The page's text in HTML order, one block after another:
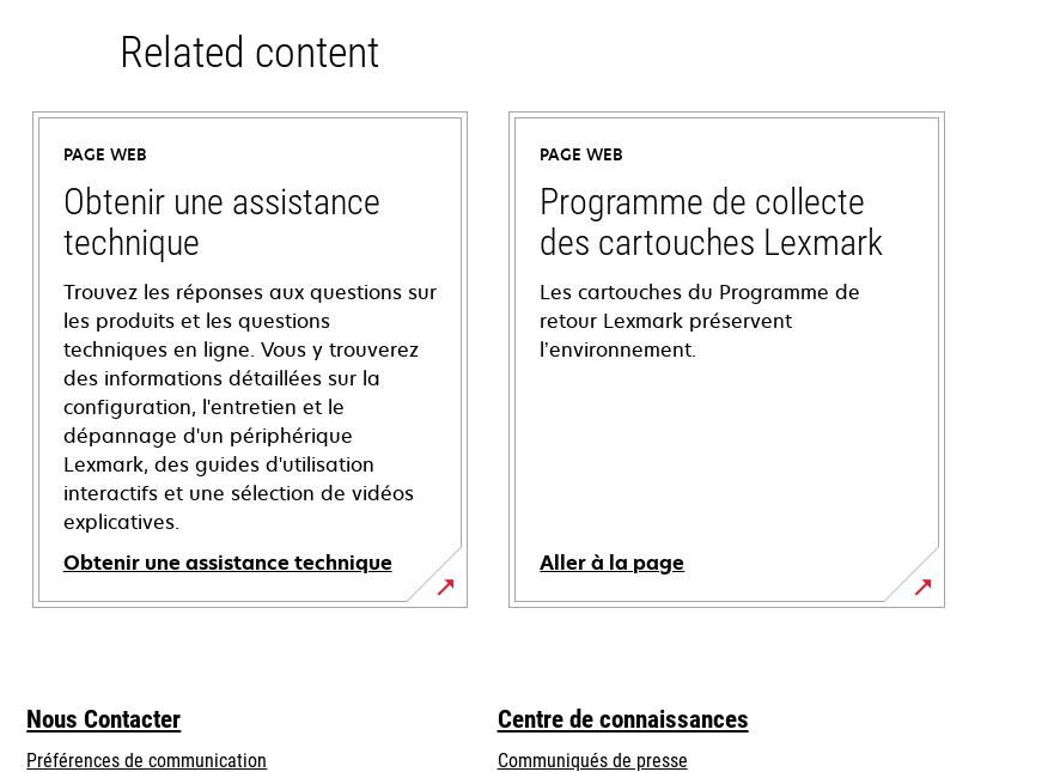
Related content
PAGE WEB
Obtenir une assistance
technique
Trouvez les réponses aux questions sur
les produits et les questions
techniques en ligne. Vous y trouverez
des informations détaillées sur la
configuration, l'entretien et le
dépannage d'un périphérique
Lexmark, des guides d'utilisation
interactifs et une sélection de vidéos
explicatives.
Obtenir une assistance technique
s’ouvre
onglet
PAGE WEB
Programme de collecte
des cartouches Lexmark
Les cartouches du Programme de
retour Lexmark préservent
l’environnement.
Aller à la page
Nous Contacter
Préférences de communication
Centre de connaissances
Communiqués de presse